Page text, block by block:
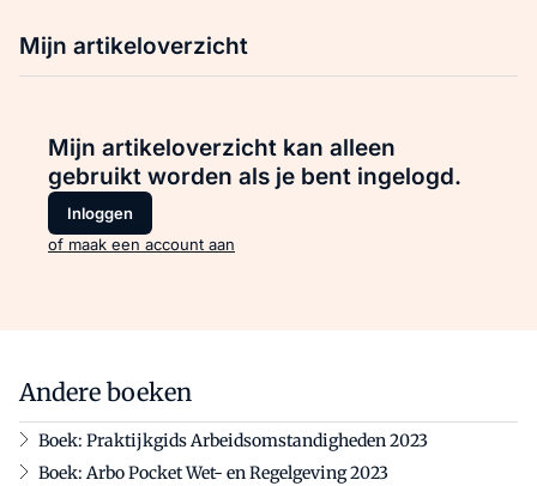
Mijn artikeloverzicht
Mijn artikeloverzicht kan alleen
gebruikt worden als je bent ingelogd.
Inloggen
of maak een account aan
Andere boeken
Boek: Praktijkgids Arbeidsomstandigheden 2023
Boek: Arbo Pocket Wet- en Regelgeving 2023